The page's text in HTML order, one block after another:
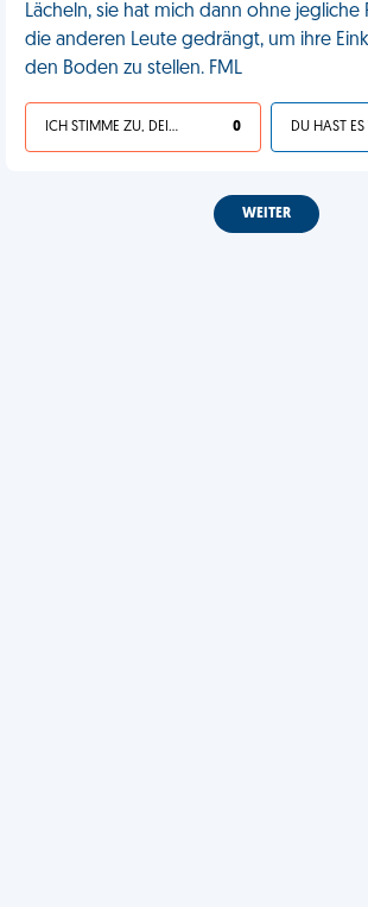
Lächeln, sie hat mich dann ohne jegliche
die anderen Leute gedrängt, um ihre
den Boden zu stellen. FML
ICH STIMME ZU, DEIN LEBEN IST SCHEISSE 0
WEITER